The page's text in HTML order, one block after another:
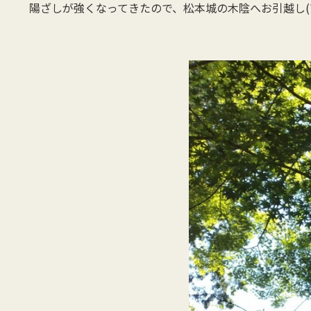
陽ざしが強くなってきたので、松本城の木陰へお引越